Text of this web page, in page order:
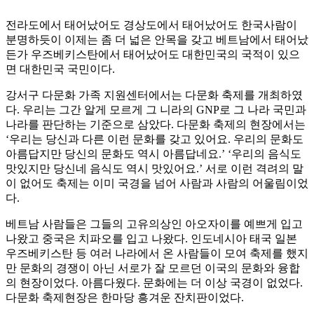
전라도에서 태어났어도 경상도에서 태어났어도 한국사람이
분명하듯이 이제는 좀 더 넓은 안목을 갖고 베트남에서 태어났
든가 우즈베키스탄에서 태어났어도 대한민국의 국적이 있으
면 대한민국 국민이다.
강서구 다문화 가족 지원센터에서는 다문화 축제를 개최하였
다. 우리는 그간 알게 모르게 그 니라의 GNP로 그 나라 국민과
나라를 판단하는 기준으로 삼았다. 다문화 축제의 현장에서는
‘우리는 당신과 다른 이런 문화를 갖고 있어요. 우리의 문화도
아름답지만 당신의 문화도 역시 아름답네요.’ ‘우리의 음식도
맛있지만 당신네 음식도 역시 맛있어요.’ 서로 이런 격려의 말
이 없어도 축제는 이미 국경을 넘어 사람과 사람의 어울림이었
다.
베트남 사람들은 그들의 고유의상인 아오자이를 예쁘게 입고
나왔고 중국은 치파오를 입고 나왔다. 인도네시아 태국 일본
우즈베키스탄 등 여러 나라에서 온 사람들이 모여 축제를 했지
만 문화의 경쟁이 아닌 서로가 잘 모르던 이국의 문화와 융합
의 현장이었다. 아름다웠다. 문화에는 더 이상 국경이 없었다.
다문화 축제현장은 한마당 흥겨운 잔치판이었다.